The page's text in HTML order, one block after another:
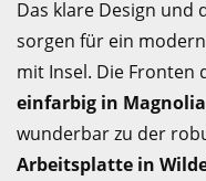
Das klare Design und
sorgen für ein
mit Insel. Die Fronten
einfarbig in Magnolia
wunderbar zu der
Arbeitsplatte in